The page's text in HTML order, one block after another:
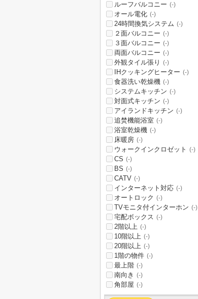
ルーフバルコニー (-)
オール電化 (-)
24時間換気システム (-)
２面バルコニー (-)
３面バルコニー (-)
両面バルコニー (-)
外観タイル張り (-)
IHクッキングヒーター (-)
食器洗い乾燥機 (-)
システムキッチン (-)
対面式キッチン (-)
アイランドキッチン (-)
追焚機能浴室 (-)
浴室乾燥機 (-)
床暖房 (-)
ウォークインクロゼット (-)
CS (-)
BS (-)
CATV (-)
インターネット対応 (-)
オートロック (-)
TVモニタ付インターホン (-)
宅配ボックス (-)
2階以上 (-)
10階以上 (-)
20階以上 (-)
1階の物件 (-)
最上階 (-)
南向き (-)
角部屋 (-)